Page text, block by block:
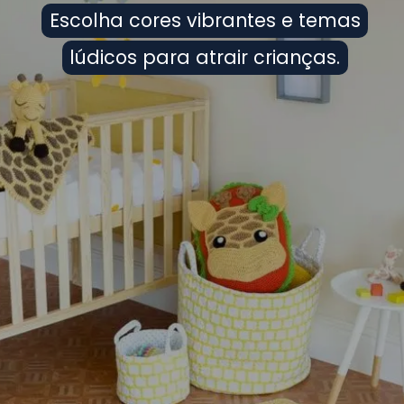
Escolha cores vibrantes e temas
lúdicos para atrair crianças.
Escolha cores vibrantes e temas
lúdicos para atrair crianças.